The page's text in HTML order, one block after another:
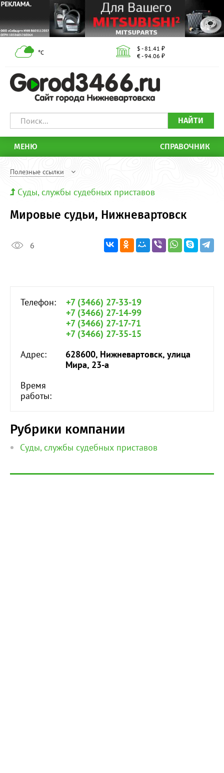
°С
$ - 81.41 ₽
€ - 94.06 ₽
НАЙТИ
МЕНЮ СПРАВОЧНИК
Полезные ссылки
Суды, службы судебных приставов
Мировые судьи, Нижневартовск
6
Телефон:
+7 (3466) 27-33-19
+7 (3466) 27-14-99
+7 (3466) 27-17-71
+7 (3466) 27-35-15
Адрес:
628600, Нижневартовск, улица
Мира, 23-а
Время
работы:
Рубрики компании
Суды, службы судебных приставов